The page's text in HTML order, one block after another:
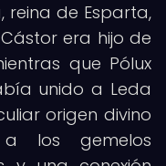
reina de Esparta,
era hijo de
que Pólux
unido a Leda
origen divino
los gemelos